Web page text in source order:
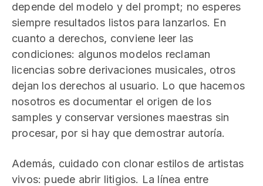
depende del modelo y del prompt; no esperes
siempre resultados listos para lanzarlos. En
cuanto a derechos, conviene leer las
condiciones: algunos modelos reclaman
licencias sobre derivaciones musicales, otros
dejan los derechos al usuario. Lo que hacemos
nosotros es documentar el origen de los
samples y conservar versiones maestras sin
procesar, por si hay que demostrar autoría.
Además, cuidado con clonar estilos de artistas
vivos: puede abrir litigios. La línea entre